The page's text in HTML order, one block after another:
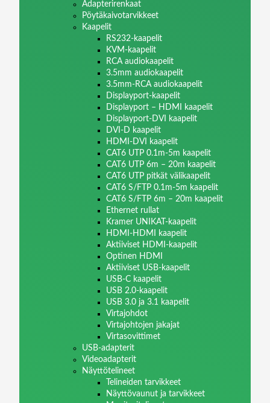
Adapterirenkaat
Pöytäkaivotarvikkeet
Kaapelit
RS232-kaapelit
KVM-kaapelit
RCA audiokaapelit
3.5mm audiokaapelit
3.5mm-RCA audiokaapelit
Displayport-kaapelit
Displayport – HDMI kaapelit
Displayport-DVI kaapelit
DVI-D kaapelit
HDMI-DVI kaapelit
CAT6 UTP 0.1m-5m kaapelit
CAT6 UTP 6m – 20m kaapelit
CAT6 UTP pitkät välikaapelit
CAT6 S/FTP 0.1m-5m kaapelit
CAT6 S/FTP 6m – 20m kaapelit
Ethernet rullat
Kramer UNIKAT-kaapelit
HDMI-HDMI kaapelit
Aktiiviset HDMI-kaapelit
Optinen HDMI
Aktiiviset USB-kaapelit
USB-C kaapelit
USB 2.0-kaapelit
USB 3.0 ja 3.1 kaapelit
Virtajohdot
Virtajohtojen jakajat
Virtasovittimet
USB-adapterit
Videoadapterit
Näyttötelineet
Telineiden tarvikkeet
Näyttövaunut ja tarvikkeet